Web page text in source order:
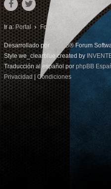
Ir a: Portal Foro
Desarrollado por phpBB® Forum
Style we_clearblue created by
Traducción al español por phpBB
Privacidad |Condiciones